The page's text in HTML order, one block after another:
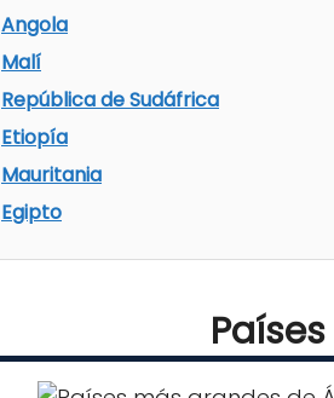
Angola
Malí
República de Sudáfrica
Etiopía
Mauritania
Egipto